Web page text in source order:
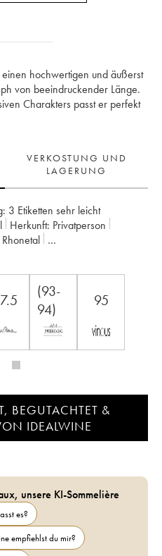
hochwertigen und äußerst
von beeindruckender Länge.
Charakters passt er perfekt
VERKOSTUNG UND
LAGERUNG
3 Etiketten sehr leicht
Herkunft:
privatperson
Rhonetal
(93-
94)
95
BEGUTACHTET &
IDEALWINE
unsere KI-Sommelière
es?
empfiehlst du mir?